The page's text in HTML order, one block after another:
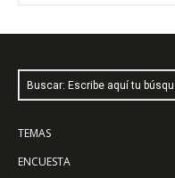
Buscar: Escribe aquí tu
TEMAS
ENCUESTA